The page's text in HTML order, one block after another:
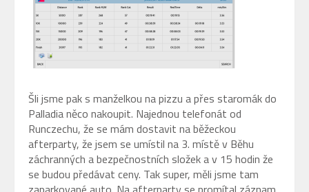
Šli jsme pak s manželkou na pizzu a přes staromák do
Palladia něco nakoupit. Najednou telefonát od
Runczechu, že se mám dostavit na běžeckou
afterparty, že jsem se umístil na 3. místě v Běhu
záchranných a bezpečnostních složek a v 15 hodin že
se budou předávat ceny. Tak super, měli jsme tam